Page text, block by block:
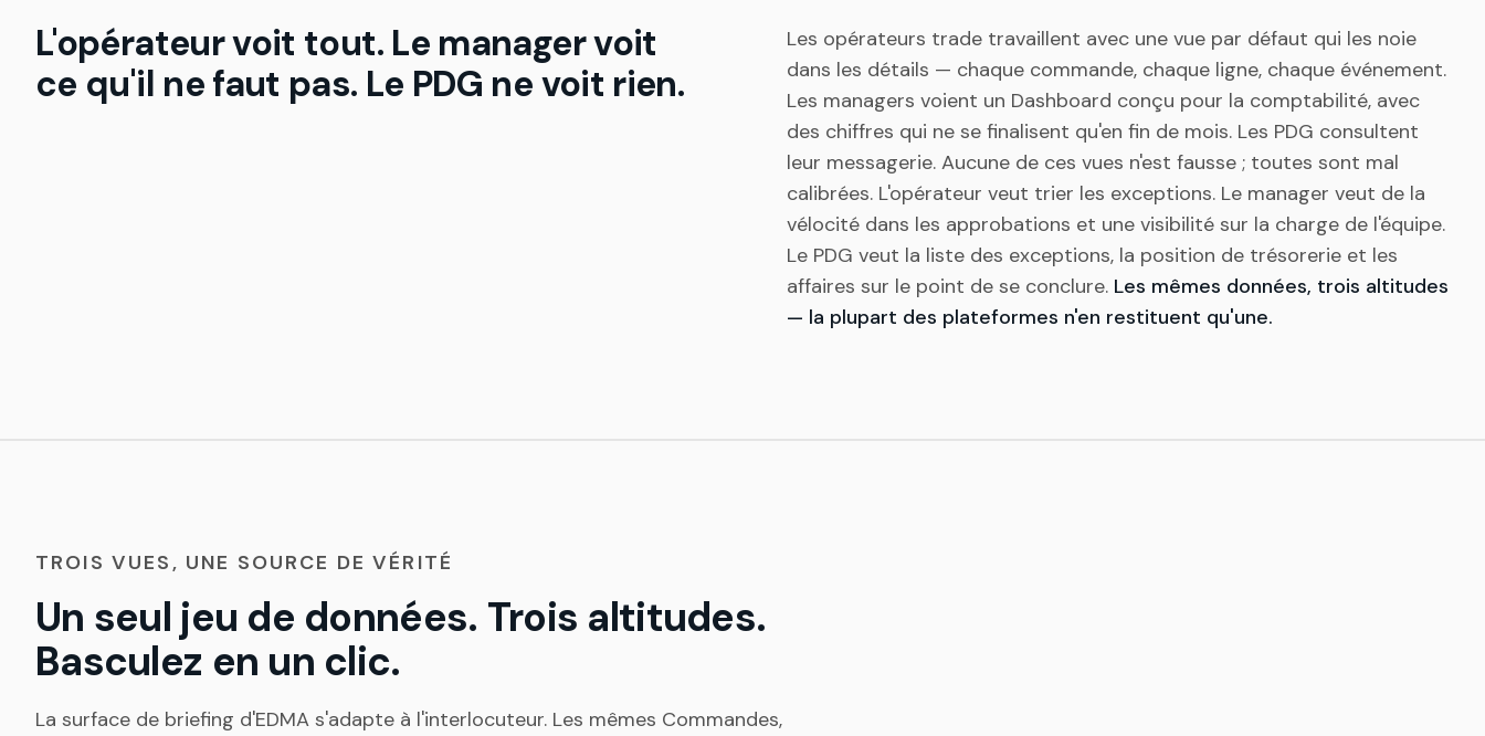
L'opérateur voit tout. Le manager voit
ce qu'il ne faut pas. Le PDG ne voit rien.
Les opérateurs trade travaillent avec une vue par défaut qui les noie
dans les détails — chaque commande, chaque ligne, chaque événement.
Les managers voient un Dashboard conçu pour la comptabilité, avec
des chiffres qui ne se finalisent qu'en fin de mois. Les PDG consultent
leur messagerie. Aucune de ces vues n'est fausse ; toutes sont mal
calibrées. L'opérateur veut trier les exceptions. Le manager veut de la
vélocité dans les approbations et une visibilité sur la charge de l'équipe.
Le PDG veut la liste des exceptions, la position de trésorerie et les
affaires sur le point de se conclure. Les mêmes données, trois altitudes
— la plupart des plateformes n'en restituent qu'une.
TROIS VUES, UNE SOURCE DE VÉRITÉ
Un seul jeu de données. Trois altitudes.
Basculez en un clic.
La surface de briefing d'EDMA s'adapte à l'interlocuteur. Les mêmes Commandes,